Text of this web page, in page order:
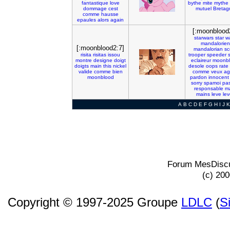
fantastique love
dommage cest
comme hausse
epaules alors again
bythe mite mythe
mutuel
[:moonblood2:7]
risita risitas issou
montre designe doigt
doigts main this nickel
valide comme bien
moonblood
starwars star
mandalorien
mandalorian
trooper speeder
eclaireur
desole oops rate
comme veux
pardon innocent
sorry spamoi
responsable
mains leve
A B C D E F G H I J K
Forum
(c)
Copyright © 1997-2025 Groupe LDLC (